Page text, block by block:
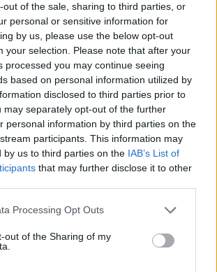
out of the sale, sharing to third parties, or
personal or sensitive information for
by us, please use the below opt-out
your selection. Please note that after your
processed you may continue seeing
based on personal information utilized by
disclosed to third parties prior to
may separately opt-out of the further
personal information by third parties on the
participants. This information may
by us to third parties on the IAB’s List of
that may further disclose it to other
website/app uses one or more Google
visit or usage behaviour. You may click to
to Google and its third-party tags to
below specified purposes in below Google
Processing Opt Outs
out of the Sharing of my
των πανελλαδικά εξεταζόμενων
την Τετάρτη 12 Ιουνίου, με
(Ο.Π. Ανθρωπιστικών Σπουδών),
Σπουδών και Σπουδών Υγείας),
Οικονομίας και